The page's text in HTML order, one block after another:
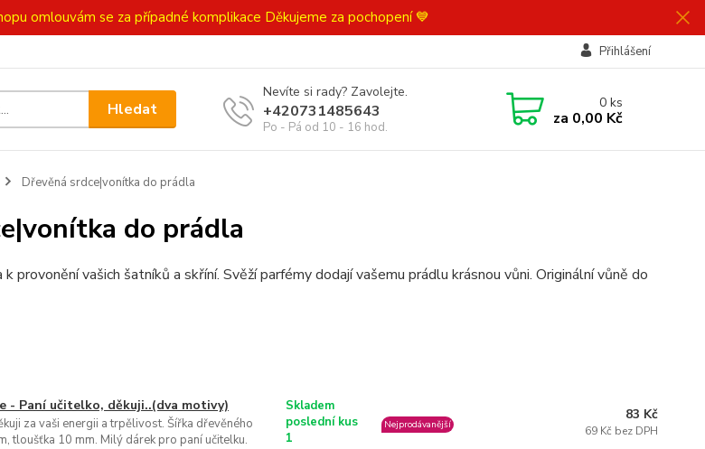
omlouvám se za případné komplikace Děkujeme za pochopení 💙
Přihlášení
Hledat
Nevíte si rady? Zavolejte.
+420731485643
Po - Pá od 10 - 16 hod.
0ks
za 0,00 Kč
Dřevěná srdce|vonítka do prádla
do prádla
provonění vašich šatníků a skříní. Svěží parfémy dodají vašemu prádlu krásnou vůni. Originální vůně do
- Paní učitelko, děkuji..(dva motivy)
za vaši energii a trpělivost. Šířka dřevěného
tloušťka 10 mm. Milý dárek pro paní učitelku.
Skladem
poslední kus
1
Nejprodávanější
83 Kč
69 Kč bez DPH